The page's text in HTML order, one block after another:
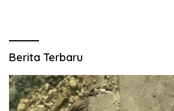
Berita Terbaru